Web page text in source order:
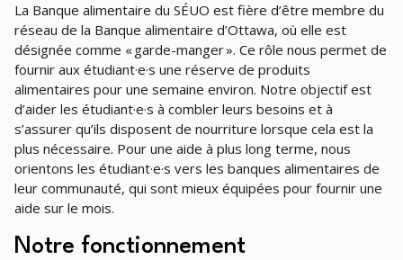
La Banque alimentaire du SÉUO est fière d’être membre du
réseau de la Banque alimentaire d’Ottawa, où elle est
désignée comme « garde-manger ». Ce rôle nous permet de
fournir aux étudiant·e·s une réserve de produits
alimentaires pour une semaine environ. Notre objectif est
d’aider les étudiant·e·s à combler leurs besoins et à
s’assurer qu’ils disposent de nourriture lorsque cela est la
plus nécessaire. Pour une aide à plus long terme, nous
orientons les étudiant·e·s vers les banques alimentaires de
leur communauté, qui sont mieux équipées pour fournir une
aide sur le mois.
Notre fonctionnement